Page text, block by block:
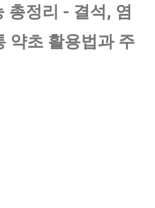
총정리 - 결석, 염
약초 활용법과 주